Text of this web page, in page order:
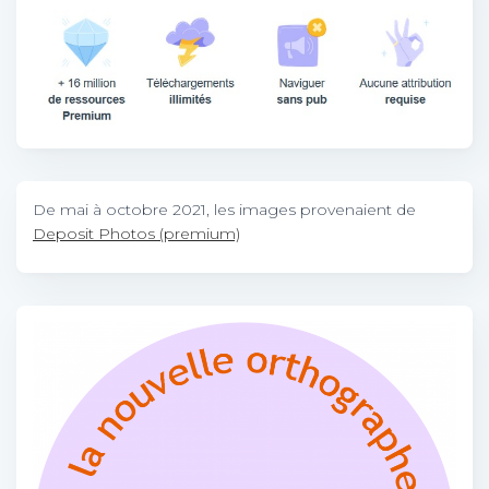
De mai à octobre 2021, les images provenaient de
Deposit Photos (premium)